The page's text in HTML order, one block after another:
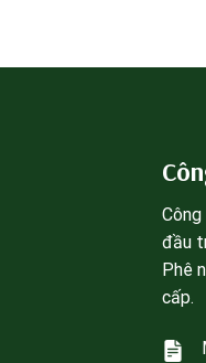
đầu
Phê
cấp.